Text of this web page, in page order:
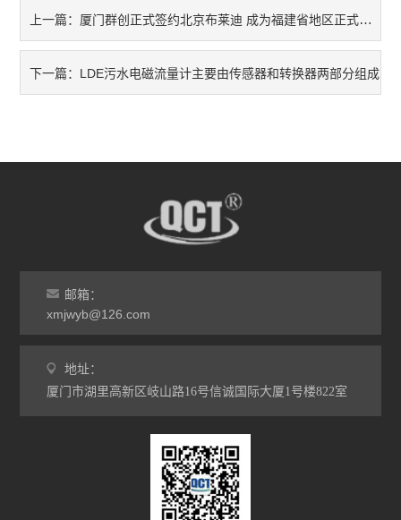
上一篇： 厦门群创正式签约北京布莱迪 成为福建省地区正式授权代理机构
下一篇： LDE污水电磁流量计主要由传感器和转换器两部分组成
邮箱：
xmjwyb@126.com
地址：
厦门市湖里高新区岐山路16号信诚国际大厦1号楼822室